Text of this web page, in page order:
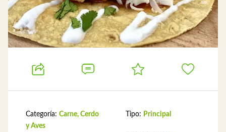
Categoría: Carne, Cerdo
y Aves
Tipo: Principal